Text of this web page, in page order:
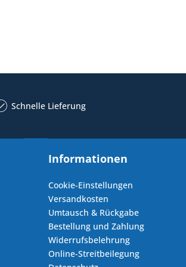
Schnelle Lieferung
Informationen
Cookie-Einstellungen
Versandkosten
Umtausch & Rückgabe
Bestellung und Zahlung
Widerrufsbelehrung
Online-Streitbeilegung